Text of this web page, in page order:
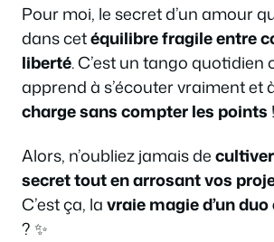
Pour moi, le secret d’un amour
dans cetéquilibre fragile entre
liberté. C’est un tango quotidien
apprend à s’écouter vraiment et
charge sans compter les points
Alors, n’oubliez jamais de
secret tout en arrosant vos
C’est ça, lavraie magie d’un
? ✨